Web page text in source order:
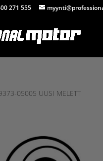
271 555
05005 UUSI MELETT